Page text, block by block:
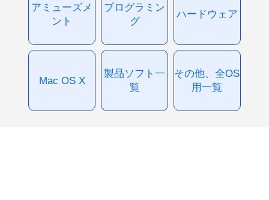
アミューズメ
ント
プログラミン
グ
ハードウェア
Mac OS X
製品ソフト一
覧
その他、全OS
用一覧